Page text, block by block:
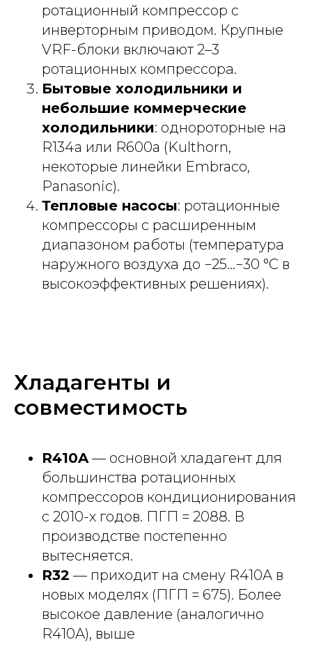
ротационный компрессор с
инверторным приводом. Крупные
VRF-блоки включают 2–3
ротационных компрессора.
Бытовые холодильники и
небольшие коммерческие
холодильники: однороторные на
R134a или R600a (Kulthorn,
некоторые линейки Embraco,
Panasonic).
Тепловые насосы: ротационные
компрессоры с расширенным
диапазоном работы (температура
наружного воздуха до −25...−30 °С в
высокоэффективных решениях).
Хладагенты и
совместимость
R410A — основной хладагент для
большинства ротационных
компрессоров кондиционирования
с 2010-х годов. ПГП = 2088. В
производстве постепенно
вытесняется.
R32 — приходит на смену R410A в
новых моделях (ПГП = 675). Более
высокое давление (аналогично
R410A), выше